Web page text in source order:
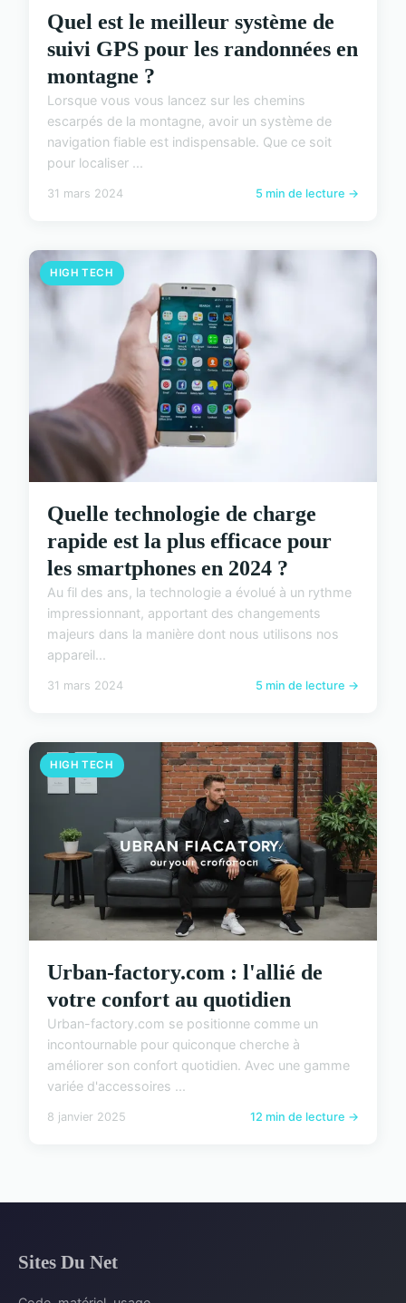
Quel est le meilleur système de
suivi GPS pour les randonnées en
montagne ?
Lorsque vous vous lancez sur les chemins
escarpés de la montagne, avoir un système de
navigation fiable est indispensable. Que ce soit
pour localiser ...
31 mars 2024 5 min de lecture →
HIGH TECH
Quelle technologie de charge
rapide est la plus efficace pour
les smartphones en 2024 ?
Au fil des ans, la technologie a évolué à un rythme
impressionnant, apportant des changements
majeurs dans la manière dont nous utilisons nos
appareil...
31 mars 2024 5 min de lecture →
HIGH TECH
Urban-factory.com : l'allié de
votre confort au quotidien
Urban-factory.com se positionne comme un
incontournable pour quiconque cherche à
améliorer son confort quotidien. Avec une gamme
variée d'accessoires ...
8 janvier 2025 12 min de lecture →
Sites Du Net